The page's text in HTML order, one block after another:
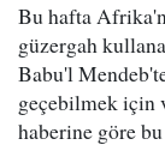
Bu hafta
güzergah
Babu'l
geçebilmek için
haberine göre